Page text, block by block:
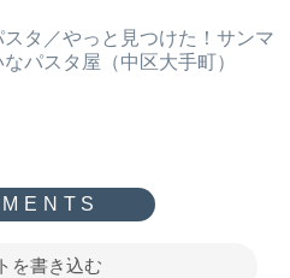
スタ／やっと見つけた！サンマ
パスタ屋（中区大手町）
を書き込む